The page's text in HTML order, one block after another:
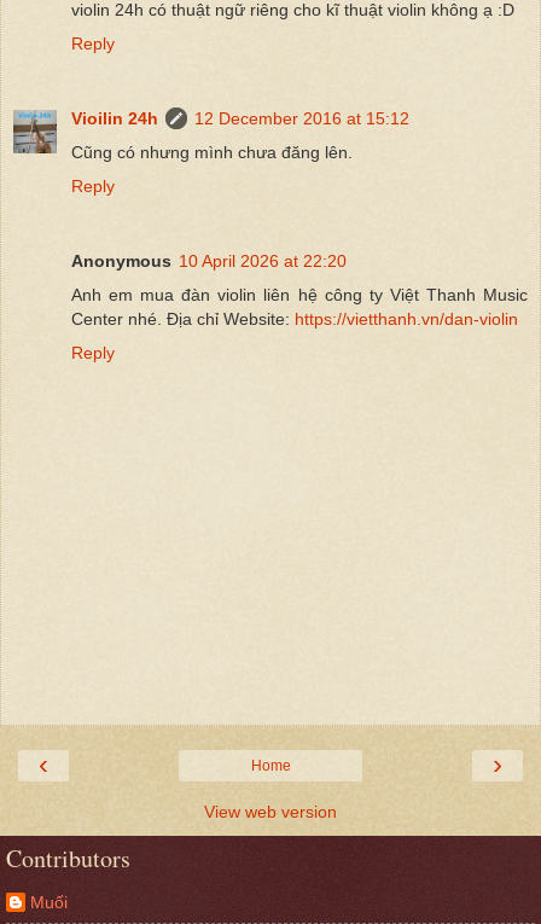
violin 24h có thuật ngữ riêng cho kĩ thuật violin không ạ :D
Reply
Vioilin 24h
12 December 2016 at 15:12
Cũng có nhưng mình chưa đăng lên.
Reply
Anonymous 10 April 2026 at 22:20
Anh em mua đàn violin liên hệ công ty Việt Thanh Music
Center nhé. Địa chỉ Website: https://vietthanh.vn/dan-violin
Reply
‹ ›
Home
View web version
Contributors
Muối